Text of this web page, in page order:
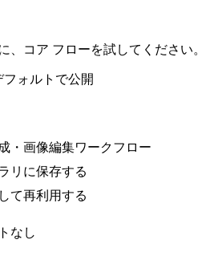
、コア フローを試してください。
フォルトで公開
・画像編集ワークフロー
リに保存する
て再利用する
なし